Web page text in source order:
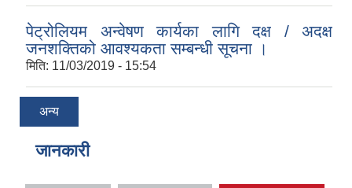
पेट्रोलियम अन्वेषण कार्यका लागि दक्ष / अदक्ष
जनशक्तिको आवश्यकता सम्बन्धी सूचना ।
मिति: 11/03/2019 - 15:54
अन्य
जानकारी